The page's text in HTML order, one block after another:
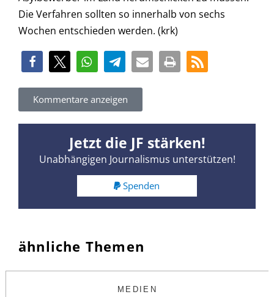
Die Verfahren sollten so innerhalb von sechs
Wochen entschieden werden. (krk)
Kommentare anzeigen
Jetzt die JF stärken!
Unabhängigen Journalismus unterstützen!
Spenden
ähnliche Themen
MEDIEN